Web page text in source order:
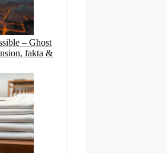
– Ghost
fakta &